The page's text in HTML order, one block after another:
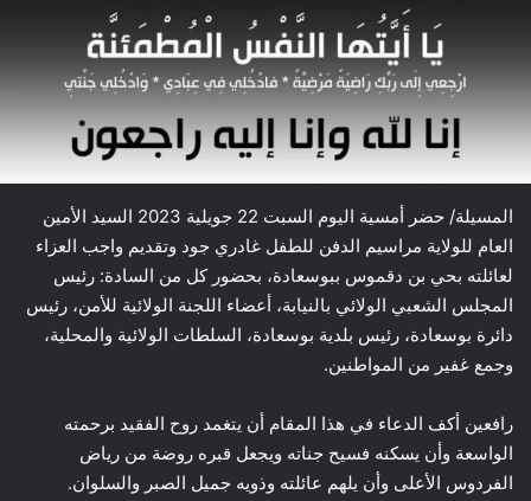
المسيلة/ حضر أمسية اليوم السبت 22 جويلية 2023 السيد الأمين
العام للولاية مراسيم الدفن للطفل غادري جود وتقديم واجب العزاء
لعائلته بحي بن دقموس ببوسعادة، بحضور كل من السادة: رئيس
المجلس الشعبي الولائي بالنيابة، أعضاء اللجنة الولائية للأمن، رئيس
دائرة بوسعادة، رئيس بلدية بوسعادة، السلطات الولائية والمحلية،
وجمع غفير من المواطنين.
رافعين أكف الدعاء في هذا المقام أن يتغمد روح الفقيد برحمته
الواسعة وأن يسكنه فسيح جناته ويجعل قبره روضة من رياض
الفردوس الأعلى وأن يلهم عائلته وذويه جميل الصبر والسلوان.